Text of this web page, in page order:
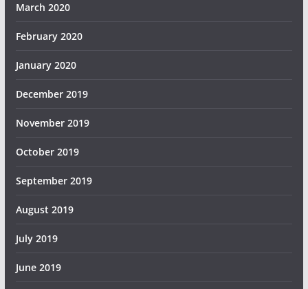
March 2020
February 2020
January 2020
December 2019
November 2019
October 2019
September 2019
August 2019
July 2019
June 2019